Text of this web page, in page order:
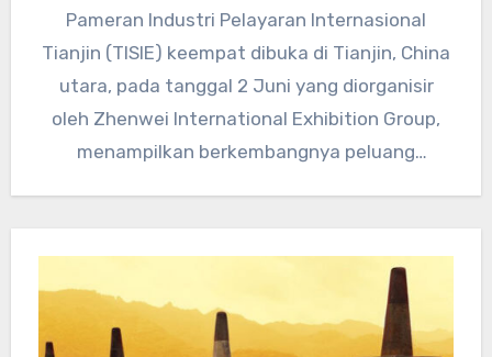
Pameran Industri Pelayaran Internasional
Tianjin (TISIE) keempat dibuka di Tianjin, China
utara, pada tanggal 2 Juni yang diorganisir
oleh Zhenwei International Exhibition Group,
menampilkan berkembangnya peluang